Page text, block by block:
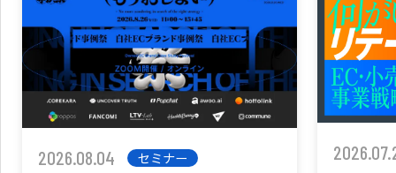
2026.08.04
セミナー